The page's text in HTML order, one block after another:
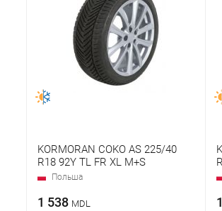
KORMORAN COKO AS 225/40
R18 92Y TL FR XL M+S
Польша
1 538 MDL